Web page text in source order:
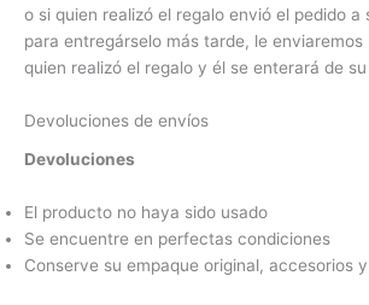
o si quien realizó el regalo envió el pedido a
para entregárselo más tarde, le enviaremos
quien realizó el regalo y él se enterará de
Devoluciones de envíos
Devoluciones
El producto no haya sido usado
Se encuentre en perfectas condiciones
Conserve su empaque original, accesorios